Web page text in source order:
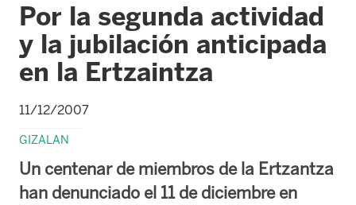
Por la segunda actividad
y la jubilación anticipada
en la Ertzaintza
11/12/2007
GIZALAN
Un centenar de miembros de la Ertzantza
han denunciado el 11 de diciembre en